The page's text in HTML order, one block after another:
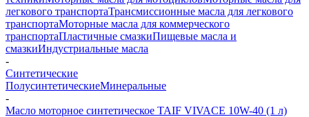
легкового транспортаТрансмиссионные масла для легкового
транспортаМоторные масла для коммерческого
транспортаПластичные смазкиПищевые масла и
смазкиИндустриальные масла
-
Синтетические
ПолусинтетическиеМинеральные
-
Масло моторное синтетическое TAIF VIVACE 10W-40 (1 л)